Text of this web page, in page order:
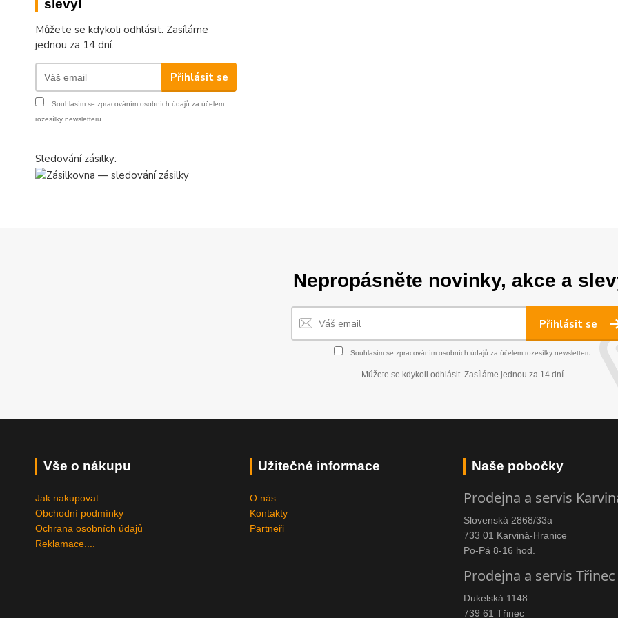
slevy!
Můžete se kdykoli odhlásit. Zasíláme
jednou za 14 dní.
Přihlásit se
Souhlasím se zpracováním osobních údajů za účelem
rozesílky newsletteru.
Sledování zásilky:
Nepropásněte novinky, akce a
Přihlásit se
Souhlasím se zpracováním osobních údajů za účelem rozesílky newsletteru.
Můžete se kdykoli odhlásit. Zasíláme jednou za 14 dní.
Vše o nákupu
Jak nakupovat
Obchodní podmínky
Ochrana osobních údajů
Reklamace....
Užitečné informace
O nás
Kontakty
Partneři
Naše pobočky
Prodejna a servis
Slovenská 2868/33a
733 01 Karviná-Hranice
Po-Pá 8-16 hod.
Prodejna a servis Třinec
Dukelská 1148
739 61 Třinec